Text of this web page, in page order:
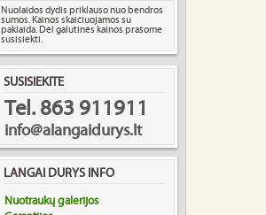
Nuolaidos dydis priklauso nuo bendros
sumos. Kainos skaičiuojamos su
paklaida. Dėl galutinės kainos prašome
susisiekti.
SUSISIEKITE
Tel. 863 911911
info@alangaidurys.lt
LANGAI DURYS INFO
Nuotraukų galerijos